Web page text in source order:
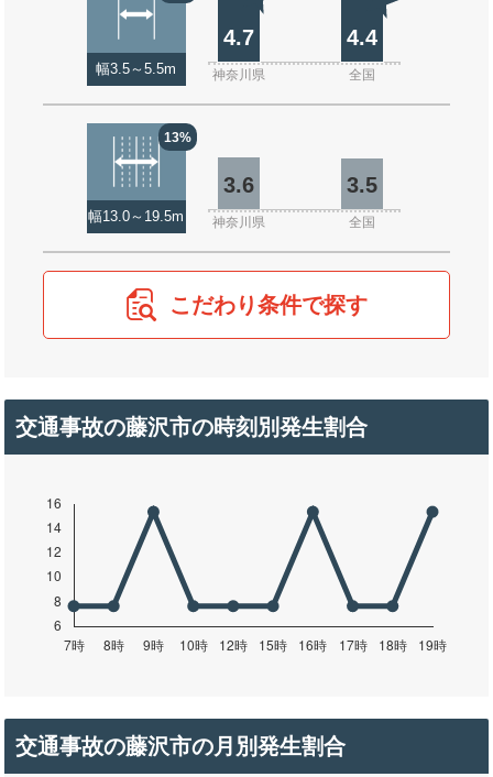
幅3.5～5.5m
4.7 4.4
神奈川県 全国
13%
幅13.0～19.5m
3.6 3.5
神奈川県 全国
こだわり条件で探す
交通事故の藤沢市の時刻別発生割合
交通事故の藤沢市の月別発生割合